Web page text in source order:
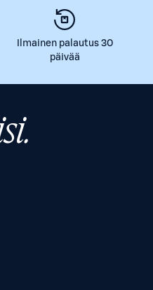
Ilmainen palautus 30
päivää